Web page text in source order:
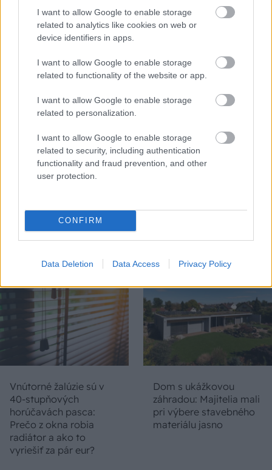
I want to allow Google to enable storage
related to analytics like cookies on web or
device identifiers in apps.
I want to allow Google to enable storage
related to functionality of the website or app.
I want to allow Google to enable storage
related to personalization.
I want to allow Google to enable storage
related to security, including authentication
functionality and fraud prevention, and other
user protection.
CONFIRM
Data Deletion Data Access Privacy Policy
vás môžu nepríjemne
prekvapiť
1654 sa nevidí každý
deň!
DOM
alebo meniť kotol?
Návod, ako v nových
dotačných výzvach
Multipor ETX
Vnútorné žalúzie sú v
40-stupňových
horúčavách pasca:
Prečo z okna robia
radiátor a ako to
vyriešiť za pár eur?
Dom s ukážkovou
záhradou: Majitelia mali
pri výbere stavebného
materiálu jasno